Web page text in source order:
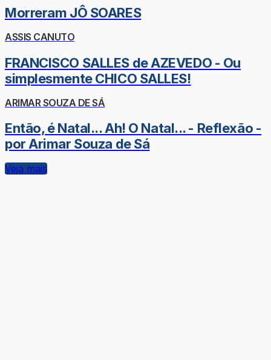
Morreram JÔ SOARES
ASSIS CANUTO
FRANCISCO SALLES de AZEVEDO - Ou
simplesmente CHICO SALLES!
ARIMAR SOUZA DE SÁ
Então, é Natal... Ah! O Natal... - Reflexão -
por Arimar Souza de Sá
Veja mais